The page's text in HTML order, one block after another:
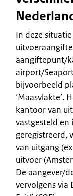
In deze
aangiftepunt/
airport/
bijvoorbeeld
‘Maasvlakte’.
kantoor van
vastgesteld en
geregistreerd,
van uitgang
uitvoer
De aangever/
vervolgens via